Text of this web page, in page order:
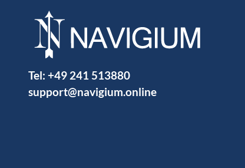
Tel: +49 241 513880
support@navigium.online